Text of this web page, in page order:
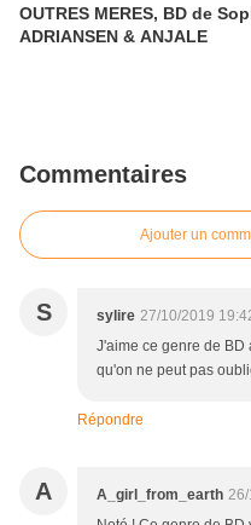
OUTRES MERES, BD de
ADRIANSEN & ANJALE
Commentaires
Ajouter un
S sylire 27/10/2019
J'aime ce genre de BD
qu'on ne peut pas
Répondre
A A_girl_from_earth